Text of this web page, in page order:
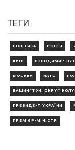
ТЕГИ
ПОЛІТИКА РОСІЯ
КИЇВ ВОЛОДИМИР
МОСКВА НАТО
ВАШИНГТОН, ОКРУГ
ПРЕЗИДЕНТ УКРАЇНИ
ПРЕМ'ЄР-МІНІСТР